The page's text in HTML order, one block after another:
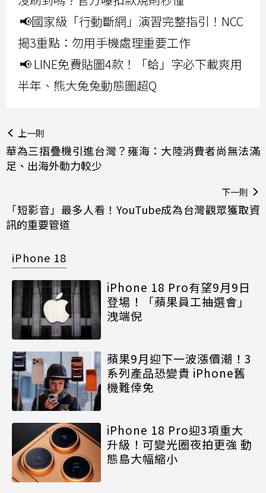
📢國家級「行動斷網」演習完整指引！NCC
揭3重點：勿用手機處理重要工作
📢 LINE免費貼圖4款！「蛤」字必下載爽用
半年、熊大兔兔動態圖超Q
上一則
華為三摺疊機引進台灣？雍海：大陸消費者尚無法滿
足、出海外動力較少
下一則
「短影音」最多人看！YouTube成為台灣觀眾獲取資
訊的重要管道
iPhone 18
iPhone 18 Pro有望9月9日
登場！「蘋果員工抽選會」
洩端倪
蘋果9月迎下一波漲價潮！3
系列產品恐變貴 iPhone舊
機難倖免
iPhone 18 Pro迎3項重大
升級！可變光圈夜拍更強 動
態島大幅縮小